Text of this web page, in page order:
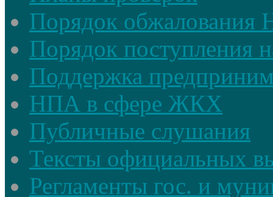
Порядок
Порядок поступления
Поддержка
НПА в сфере ЖКХ
Публичные слушания
Тексты официальных
Регламенты гос. и